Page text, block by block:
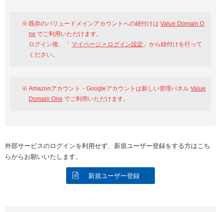
既存のバリュードメインアカウントへの紐付けはValue Domain O
ne でご利用いただけます。
ログイン後、「 マイページ > ログイン設定 」から紐付けを行って
ください。
Amazonアカウント・Googleアカウントは新しい管理パネルValue
Domain One でご利用いただけます。
外部サービスのログインを利用せず、新規ユーザー登録をする方はこち
らからお願いいたします。
新規ユーザー登録